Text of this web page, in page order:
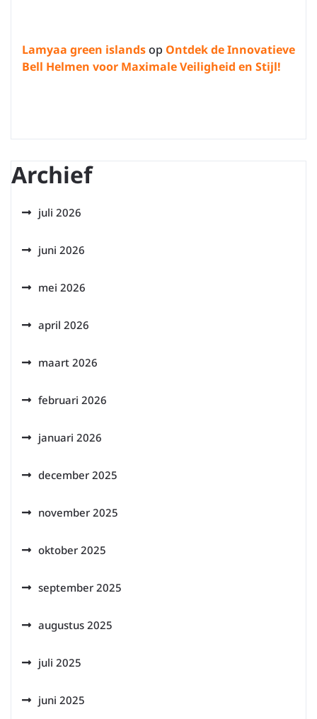
Lamyaa green islandsop Ontdek de Innovatieve
Bell Helmen voor Maximale Veiligheid en Stijl!
Archief
juli 2026
juni 2026
mei 2026
april 2026
maart 2026
februari 2026
januari 2026
december 2025
november 2025
oktober 2025
september 2025
augustus 2025
juli 2025
juni 2025